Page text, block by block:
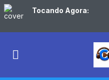
Tocando Agora: